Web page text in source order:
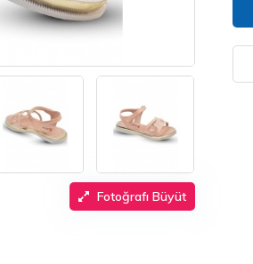
Fotoğrafı Büyüt